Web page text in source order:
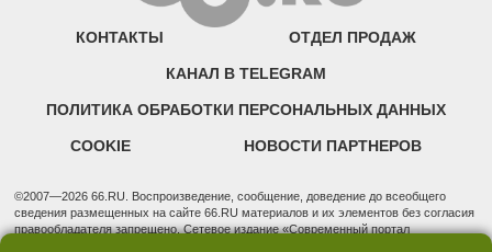
КОНТАКТЫ ОТДЕЛ ПРОДАЖ
КАНАЛ В TELEGRAM
ПОЛИТИКА ОБРАБОТКИ ПЕРСОНАЛЬНЫХ ДАННЫХ
COOKIE НОВОСТИ ПАРТНЕРОВ
©2007—2026 66.RU. Воспроизведение, сообщение, доведение до всеобщего
сведения размещенных на сайте 66.RU материалов и их элементов без согласия
правообладателя запрещено. Сетевое издание «Современный портал